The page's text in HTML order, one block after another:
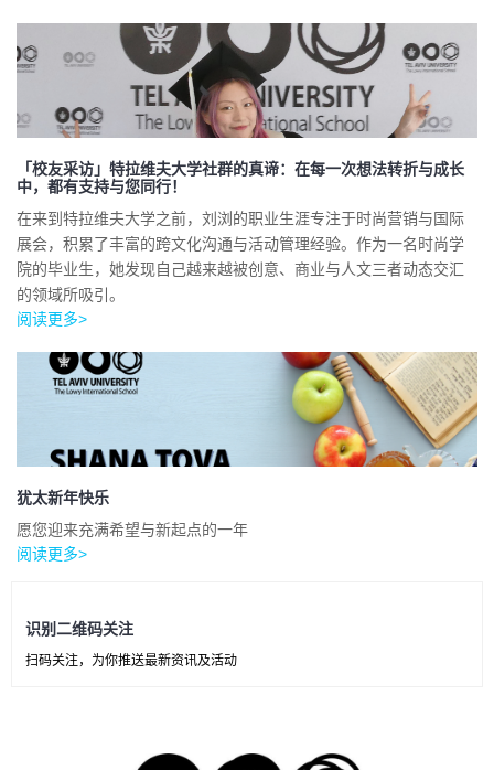
「校友采访」特拉维夫大学社群的真谛：在每一次想法转折与成长
中，都有支持与您同行！
在来到特拉维夫大学之前，刘浏的职业生涯专注于时尚营销与国际
展会，积累了丰富的跨文化沟通与活动管理经验。作为一名时尚学
院的毕业生，她发现自己越来越被创意、商业与人文三者动态交汇
的领域所吸引。
阅读更多>
犹太新年快乐
愿您迎来充满希望与新起点的一年
阅读更多>
识别二维码关注
扫码关注，为你推送最新资讯及活动